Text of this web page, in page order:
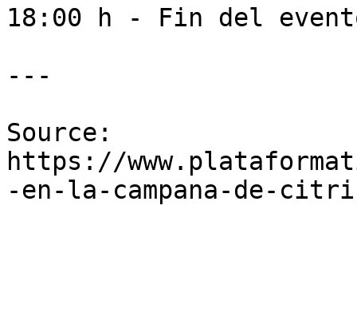
18:00 h - Fin del
---
Source:
https://